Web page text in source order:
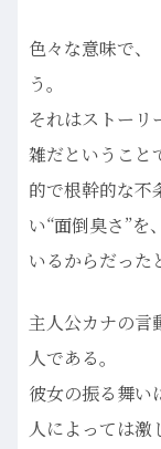
色々な意味で、
う。
それはストーリ
雑だということ
的で根幹的な不
い“面倒臭さ”を
いるからだった
主人公カナの言
人である。
彼女の振る舞い
人によっては激